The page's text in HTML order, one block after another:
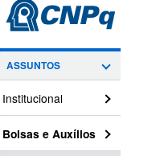
ASSUNTOS
Institucional
Bolsas e Auxílios